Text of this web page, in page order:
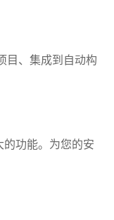
目、集成到自动构
功能。为您的安